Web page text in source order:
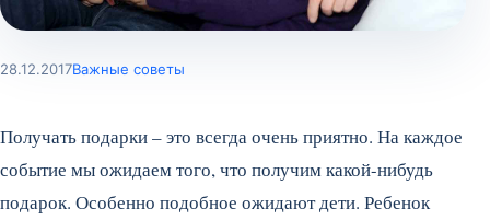
28.12.2017Важные советы
Получать подарки – это всегда очень приятно. На каждое
событие мы ожидаем того, что получим какой-нибудь
подарок. Особенно подобное ожидают дети. Ребенок